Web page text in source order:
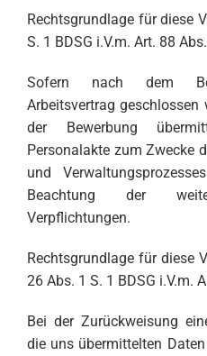
Rechtsgrundlage für diese
S. 1 BDSG i.V.m. Art. 88
Sofern nach dem
Arbeitsvertrag
der Bewerbung
Personalakte zum Zwecke
und
Beachtung der
Verpflichtungen.
Rechtsgrundlage für diese
26 Abs. 1 S. 1 BDSG i.V.m.
Bei der Zurückweisung
die uns übermittelten